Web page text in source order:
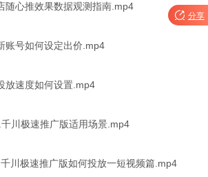
随心推效果数据观测指南.mp4
账号如何设定出价.mp4
放速度如何设置.mp4
川极速推广版适用场景.mp4
川极速推广版如何投放一短视频篇.mp4
 分享